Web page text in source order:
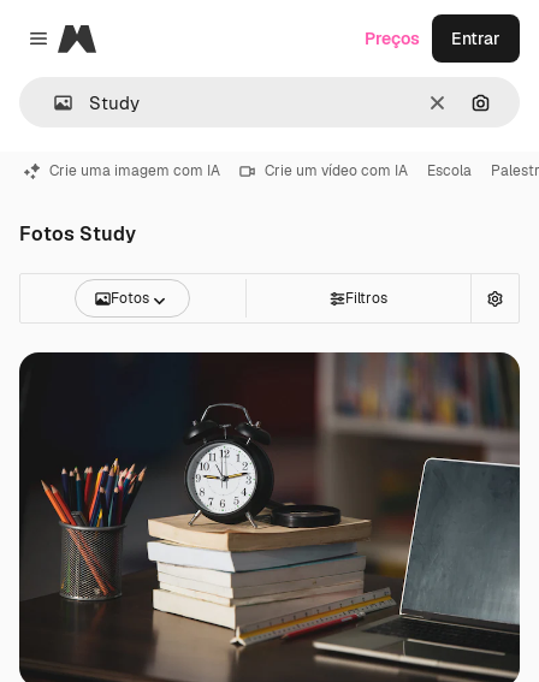
Close menu
Magnific
Limpar
Preços Entrar
Crie uma imagem com IA Crie um vídeo com IA Escola
Fotos Study
Fotos Filtros